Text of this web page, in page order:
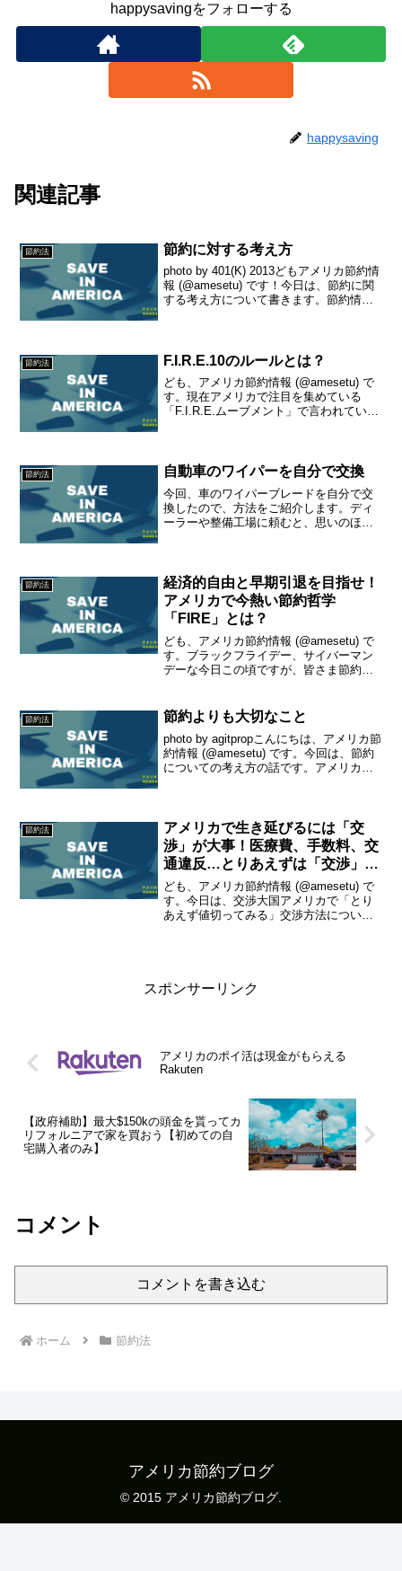
happysavingをフォローする
happysaving
関連記事
節約法 節約に対する考え方
photo by 401(K) 2013どもアメリカ節約情
報 (@amesetu) です！今日は、節約に関
する考え方について書きます。節約情報
節約法 F.I.R.E.10のルールとは？
ども、アメリカ節約情報 (@amesetu) で
す。現在アメリカで注目を集めている
「F.I.R.E.ムーブメント」で言われている
節約法 自動車のワイパーを自分で交換
今回、車のワイパーブレードを自分で交
換したので、方法をご紹介します。ディ
ーラーや整備工場に頼むと、思いのほか
パーブレード交換の準...
節約法
経済的自由と早期引退を目指せ！
アメリカで今熱い節約哲学
「FIRE」とは？
ども、アメリカ節約情報 (@amesetu) で
す。ブラックフライデー、サイバーマン
デーな今日この頃ですが、皆さま節約し
注目を集めている「F.I.R.E.ムーブメン
ト」...
節約法 節約よりも大切なこと
photo by agitpropこんにちは、アメリカ節
約情報 (@amesetu) です。今回は、節約
についての考え方の話です。アメリカに
節約法
アメリカで生き延びるには「交
渉」が大事！医療費、手数料、交
通違反…とりあえずは「交渉」し
てみよう
ども、アメリカ節約情報 (@amesetu) で
す。今日は、交渉大国アメリカで「とり
あえず値切ってみる」交渉方法について
スポンサーリンク
アメリカのポイ活は現金がもらえる
Rakuten
【政府補助】最大$150kの頭金を貰ってカ
リフォルニアで家を買おう【初めての自
宅購入者のみ】
コメント
コメントを書き込む
ホーム 節約法
アメリカ節約ブログ
© 2015 アメリカ節約ブログ.